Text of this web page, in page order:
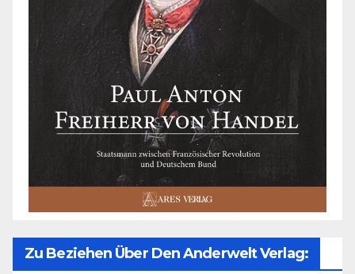
Zu Beziehen Über Den Anderwelt Verlag: